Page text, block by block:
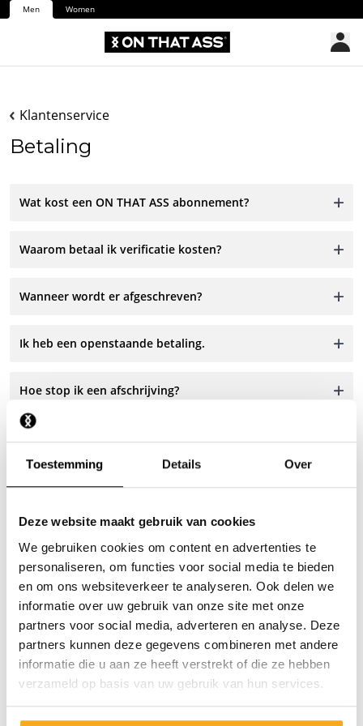
Toestemming Details Over
Deze website maakt gebruik van cookies
We gebruiken cookies om content en advertenties te
personaliseren, om functies voor social media te bieden
en om ons websiteverkeer te analyseren. Ook delen we
informatie over uw gebruik van onze site met onze
partners voor social media, adverteren en analyse. Deze
partners kunnen deze gegevens combineren met andere
informatie die u aan ze heeft verstrekt of die ze hebben
verzameld op basis van uw gebruik van hun services.
Men Women
Klantenservice
Betaling
Wat kost een ON THAT ASS abonnement?
Waarom betaal ik verificatie kosten?
Wanneer wordt er afgeschreven?
Ik heb een openstaande betaling.
Hoe stop ik een afschrijving?
Waarom krijg ik betaalherinneringen?
Neem contact op
Wij staan 24/7 voor je klaar! Gebruik onze chatbot om
snel antwoord te krijgen. Klik op 'Stuur een bericht',
selecteer je type abonnement en stel je vraag. Je kunt
ons ook bereiken via hello-nl@onthatass.com. We